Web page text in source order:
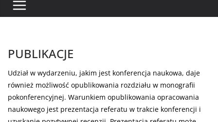
Konferencja
Naukowa
PUBLIKACJE
Udział w wydarzeniu, jakim jest konferencja naukowa, daje
również możliwość opublikowania rozdziału w monografii
pokonferencyjnej. Warunkiem opublikowania opracowania
naukowego jest prezentacja referatu w trakcie konferencji i